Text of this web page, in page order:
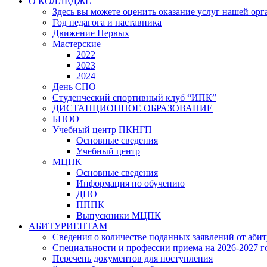
Здесь вы можете оценить оказание услуг нашей
Год педагога и наставника
Движение Первых
Мастерские
2022
2023
2024
День СПО
Студенческий спортивный клуб “ИПК”
ДИСТАНЦИОННОЕ ОБРАЗОВАНИЕ
БПОО
Учебный центр ПКНГП
Основные сведения
Учебный центр
МЦПК
Основные сведения
Информация по обучению
ДПО
ПППК
Выпускники МЦПК
АБИТУРИЕНТАМ
Сведения о количестве поданных заявлений от
Специальности и профессии приема на 2026-2027
Перечень документов для поступления